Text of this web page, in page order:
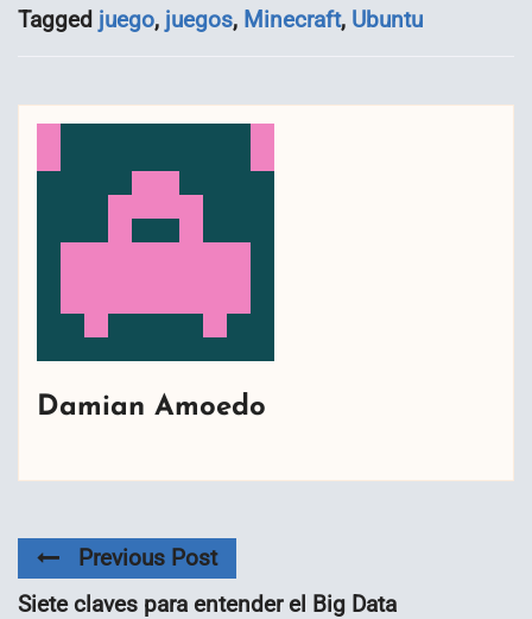
Tagged juego, juegos, Minecraft, Ubuntu
Damian Amoedo
Previous Post
Siete claves para entender el Big Data